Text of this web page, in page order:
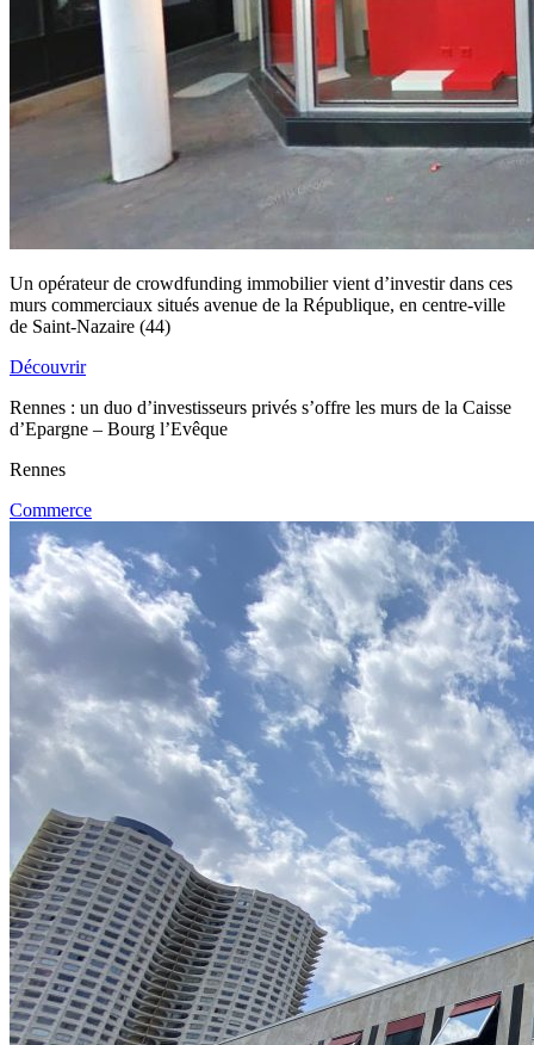
Un opérateur de crowdfunding immobilier vient d’investir dans ces
murs commerciaux situés avenue de la République, en centre-ville
de Saint-Nazaire (44)
Découvrir
Rennes : un duo d’investisseurs privés s’offre les murs de la Caisse
d’Epargne – Bourg l’Evêque
Rennes
Commerce